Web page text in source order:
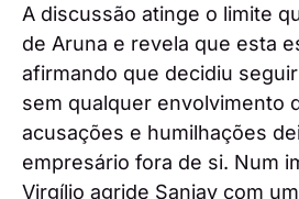
A discussão atinge o limite
de Aruna e revela que esta
afirmando que decidiu
sem qualquer envolvimento
acusações e humilhações
empresário fora de si. Num
Virgílio agride Sanjay com